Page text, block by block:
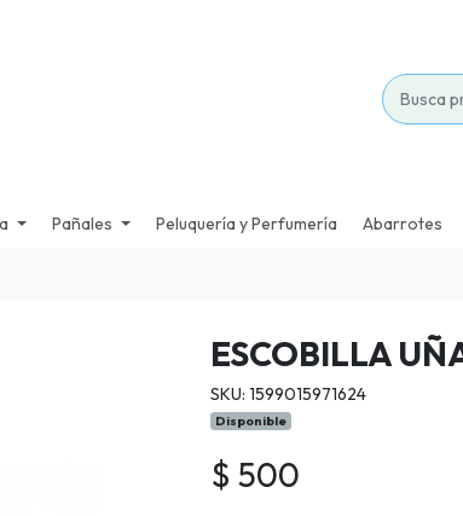
Pañales Peluquería y Perfumería Abarrotes
ESCOBILLA
SKU: 1599015971624
Disponible
$ 500